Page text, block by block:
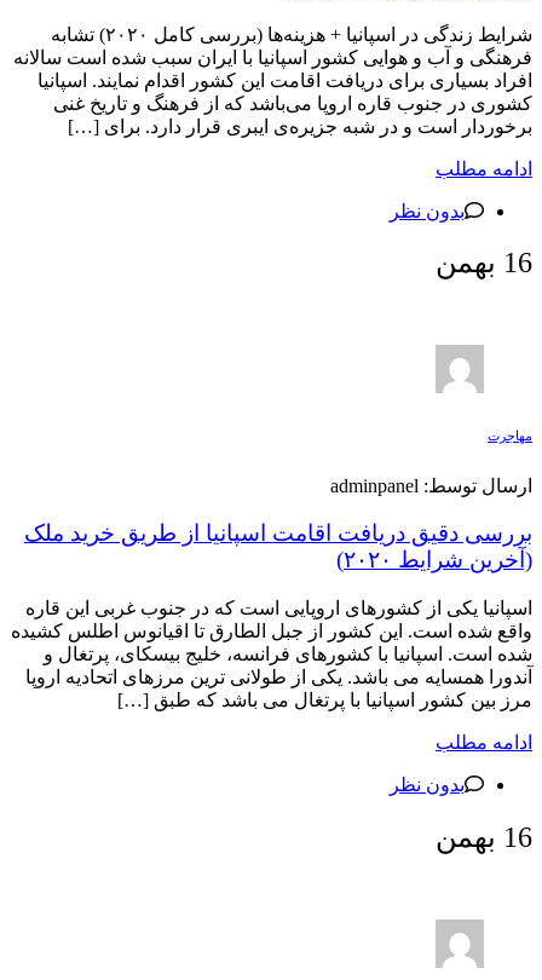
شرایط زندگی در اسپانیا + هزینه‌ها (بررسی کامل ۲۰۲۰) تشابه
فرهنگی و آب و هوایی کشور اسپانیا با ایران سبب شده است سالانه
افراد بسیاری برای دریافت اقامت این کشور اقدام نمایند. اسپانیا
کشوری در جنوب قاره اروپا می‌باشد که از فرهنگ و تاریخ غنی
برخوردار است و در شبه جزیره‌ی ایبری قرار دارد. برای […]
ادامه مطلب
بدون نظر
16 بهمن
مهاجرت
ارسال توسط: adminpanel
بررسی دقیق دریافت اقامت اسپانیا از طریق خرید ملک
(آخرین شرایط ۲۰۲۰)
اسپانیا یکی از کشورهای اروپایی است که در جنوب غربی این قاره
واقع شده است. این کشور از جبل الطارق تا اقیانوس اطلس کشیده
شده است. اسپانیا با کشورهای فرانسه، خلیج بیسکای، پرتغال و
آندورا همسایه می باشد. یکی از طولانی ترین مرزهای اتحادیه اروپا
مرز بین کشور اسپانیا با پرتغال می باشد که طبق […]
ادامه مطلب
بدون نظر
16 بهمن